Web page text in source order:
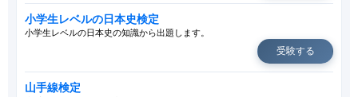
小学生レベルの日本史検定
小学生レベルの日本史の知識から出題します。
受験する
山手線検定